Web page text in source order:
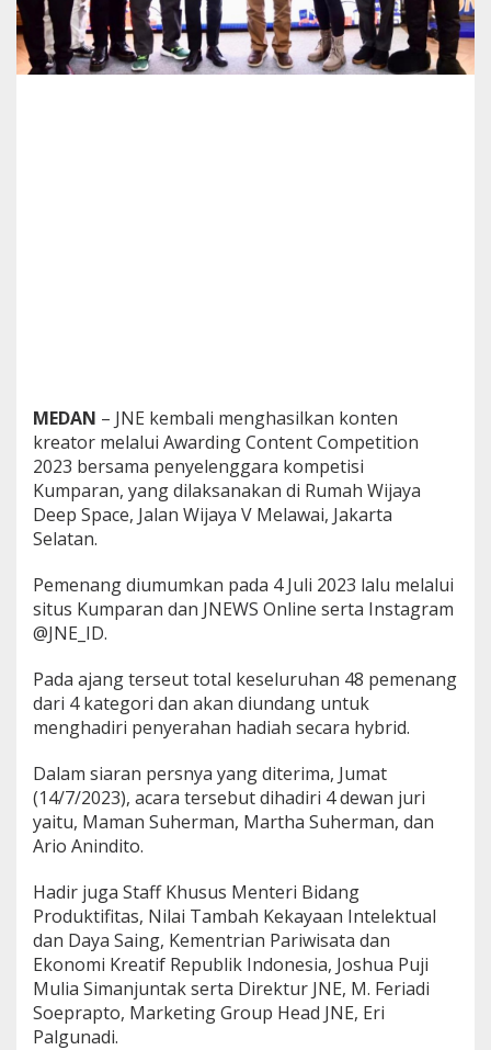
f
,
J
r
e
a
t
o
r
2
3
MEDAN – JNE kembali menghasilkan konten
kreator melalui Awarding Content Competition
2023 bersama penyelenggara kompetisi
Kumparan, yang dilaksanakan di Rumah Wijaya
Deep Space, Jalan Wijaya V Melawai, Jakarta
Selatan.
Pemenang diumumkan pada 4 Juli 2023 lalu melalui
situs Kumparan dan JNEWS Online serta Instagram
@JNE_ID.
Pada ajang terseut total keseluruhan 48 pemenang
dari 4 kategori dan akan diundang untuk
menghadiri penyerahan hadiah secara hybrid.
Dalam siaran persnya yang diterima, Jumat
(14/7/2023), acara tersebut dihadiri 4 dewan juri
yaitu, Maman Suherman, Martha Suherman, dan
Ario Anindito.
Hadir juga Staff Khusus Menteri Bidang
Produktifitas, Nilai Tambah Kekayaan Intelektual
dan Daya Saing, Kementrian Pariwisata dan
Ekonomi Kreatif Republik Indonesia, Joshua Puji
Mulia Simanjuntak serta Direktur JNE, M. Feriadi
Soeprapto, Marketing Group Head JNE, Eri
Palgunadi.